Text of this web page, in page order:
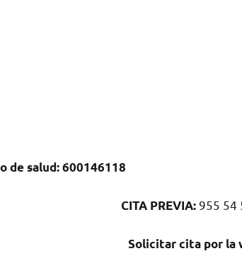
dе salud:600146118
CITA PREVIA: 955 54
Solicitar cita pοr la